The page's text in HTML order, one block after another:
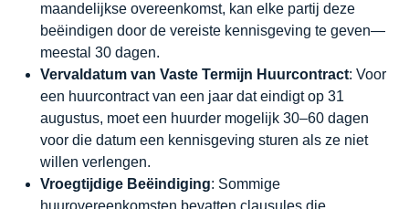
maandelijkse overeenkomst, kan elke partij deze
beëindigen door de vereiste kennisgeving te geven—
meestal 30 dagen.
Vervaldatum van Vaste Termijn Huurcontract: Voor
een huurcontract van een jaar dat eindigt op 31
augustus, moet een huurder mogelijk 30–60 dagen
voor die datum een kennisgeving sturen als ze niet
willen verlengen.
Vroegtijdige Beëindiging: Sommige
huurovereenkomsten bevatten clausules die